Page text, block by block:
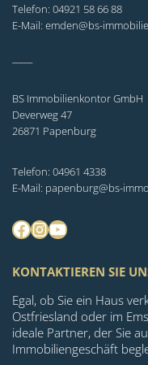
Telefon: 04921 58 66 88
E-Mail: emden@bs-
BS Immobilienkontor GmbH
Deverweg 47
26871 Papenburg
Telefon: 04961 4338
E-Mail: papenburg@bs-
Facebook
Instagram
YouTube
KONTAKTIEREN SIE
Egal, ob Sie ein Haus
Ostfriesland oder im
ideale Partner, der Sie
Immobiliengeschäft